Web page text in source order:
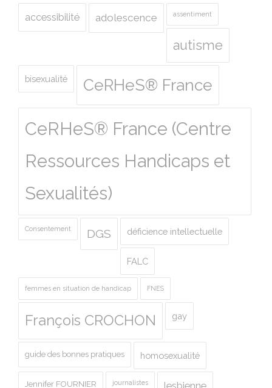
accessibilité adolescence assentiment
autisme
bisexualité CeRHeS® France
CeRHeS® France (Centre
Ressources Handicaps et
Sexualités)
Consentement DGS déficience intellectuelle
FALC
femmes en situation de handicap FNES
François CROCHON gay
guide des bonnes pratiques homosexualité
Jennifer FOURNIER journalistes